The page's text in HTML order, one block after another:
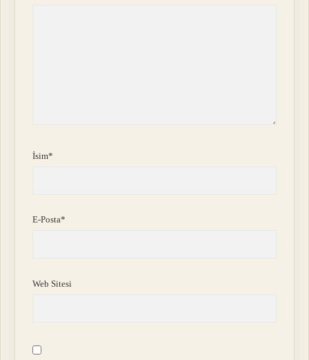
İsim*
E-Posta*
Web Sitesi